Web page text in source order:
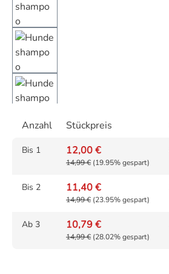
Anzahl Stückpreis
Bis 1 12,00 €
14,99 € (19.95% gespart)
Bis 2 11,40 €
14,99 € (23.95% gespart)
Ab 3 10,79 €
14,99 € (28.02% gespart)